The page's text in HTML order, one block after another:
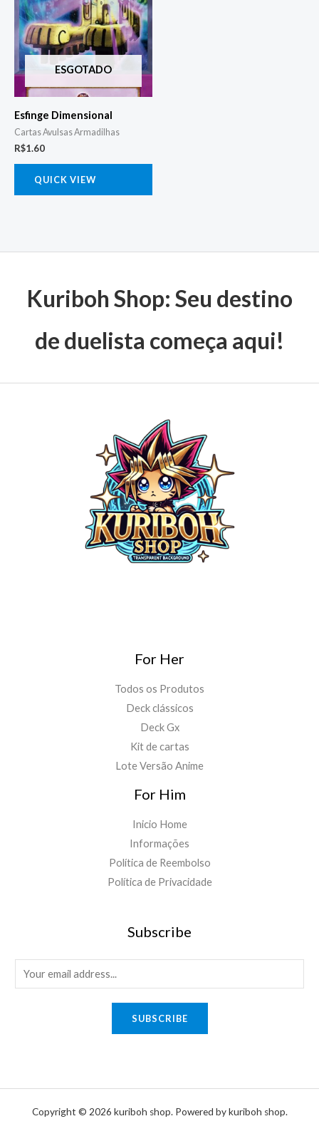
ESGOTADO
Esfinge Dimensional
Cartas Avulsas Armadilhas
R$1.60
QUICK VIEW
Kuriboh Shop: Seu destino
de duelista começa aqui!
For Her
Todos os Produtos
Deck clássicos
Deck Gx
Kit de cartas
Lote Versão Anime
For Him
Inicio Home
Informações
Política de Reembolso
Política de Privacidade
Subscribe
m
SUBSCRIBE
Copyright © 2026 kuriboh shop. Powered by kuriboh shop.